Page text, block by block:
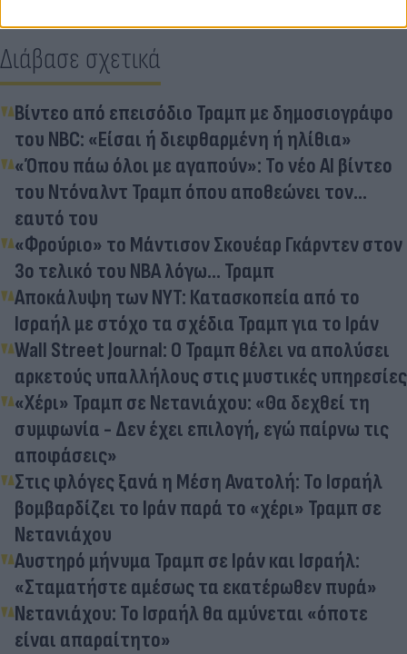
Διάβασε σχετικά
Βίντεο από επεισόδιο Τραμπ με δημοσιογράφο
του NBC: «Είσαι ή διεφθαρμένη ή ηλίθια»
«Όπου πάω όλοι με αγαπούν»: Το νέο ΑΙ βίντεο
του Ντόναλντ Τραμπ όπου αποθεώνει τον...
εαυτό του
«Φρούριο» το Μάντισον Σκουέαρ Γκάρντεν στον
3ο τελικό του NΒΑ λόγω... Τραμπ
Αποκάλυψη των NYT: Κατασκοπεία από το
Ισραήλ με στόχο τα σχέδια Τραμπ για το Ιράν
Wall Street Journal: Ο Τραμπ θέλει να απολύσει
αρκετούς υπαλλήλους στις μυστικές υπηρεσίες
«Χέρι» Τραμπ σε Νετανιάχου: «Θα δεχθεί τη
συμφωνία - Δεν έχει επιλογή, εγώ παίρνω τις
αποφάσεις»
Στις φλόγες ξανά η Μέση Ανατολή: Το Ισραήλ
βομβαρδίζει το Ιράν παρά το «χέρι» Τραμπ σε
Νετανιάχου
Αυστηρό μήνυμα Τραμπ σε Ιράν και Ισραήλ:
«Σταματήστε αμέσως τα εκατέρωθεν πυρά»
Νετανιάχου: Το Ισραήλ θα αμύνεται «όποτε
είναι απαραίτητο»